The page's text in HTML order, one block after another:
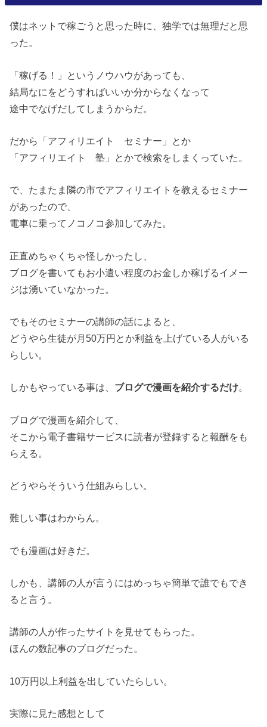
僕はネットで稼ごうと思った時に、独学では無理だと思
った。
「稼げる！」というノウハウがあっても、
結局なにをどうすればいいか分からなくなって
途中でなげだしてしまうからだ。
だから「アフィリエイト セミナー」とか
「アフィリエイト 塾」とかで検索をしまくっていた。
で、たまたま隣の市でアフィリエイトを教えるセミナー
があったので、
電車に乗ってノコノコ参加してみた。
正直めちゃくちゃ怪しかったし、
ブログを書いてもお小遣い程度のお金しか稼げるイメー
ジは湧いていなかった。
でもそのセミナーの講師の話によると、
どうやら生徒が月50万円とか利益を上げている人がいる
らしい。
しかもやっている事は、 ブログで漫画を紹介するだけ。
ブログで漫画を紹介して、
そこから電子書籍サービスに読者が登録すると報酬をも
らえる。
どうやらそういう仕組みらしい。
難しい事はわからん。
でも漫画は好きだ。
しかも、講師の人が言うにはめっちゃ簡単で誰でもでき
ると言う。
講師の人が作ったサイトを見せてもらった。
ほんの数記事のブログだった。
10万円以上利益を出していたらしい。
実際に見た感想として